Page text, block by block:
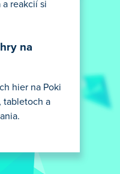
reakcií si
na
hier na Poki
tabletoch a